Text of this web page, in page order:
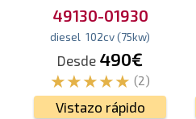
49130-01930
diesel 102cv(75kw)
Desde 490€
(2)
Vistazo rápido